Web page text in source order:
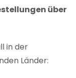
über
in der
Länder: